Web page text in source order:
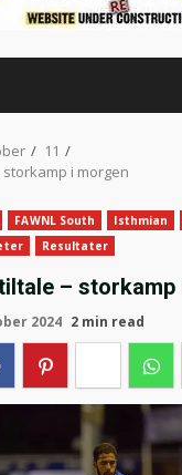
11
i morgen
FAWNL South Isthmian
Resultater
– storkamp
2024 2 min read